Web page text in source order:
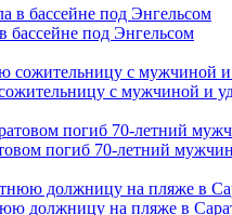
бассейне под Энгельсом
с мужчиной и
погиб 70-летний
должницу на пляже в